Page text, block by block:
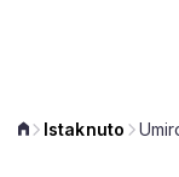
Istaknuto